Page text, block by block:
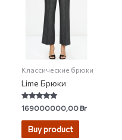
Классические брюки
Lime Брюки
Rated
4.91
out of 5
169000000,00Br
Buy product